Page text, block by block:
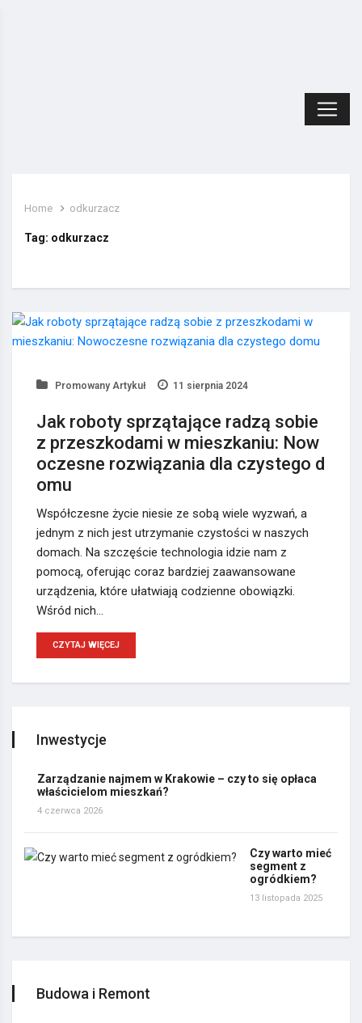
Home odkurzacz
Tag: odkurzacz
Promowany Artykuł 11 sierpnia 2024
Jak roboty sprzątające radzą sobie
z przeszkodami w mieszkaniu: Now
oczesne rozwiązania dla czystego d
omu
Współczesne życie niesie ze sobą wiele wyzwań, a
jednym z nich jest utrzymanie czystości w naszych
domach. Na szczęście technologia idzie nam z
pomocą, oferując coraz bardziej zaawansowane
urządzenia, które ułatwiają codzienne obowiązki.
Wśród nich…
CZYTAJ WIĘCEJ
Inwestycje
Zarządzanie najmem w Krakowie – czy to się opłaca
właścicielom mieszkań?
4 czerwca 2026
Czy warto mieć
segment z
ogródkiem?
13 listopada 2025
Budowa i Remont